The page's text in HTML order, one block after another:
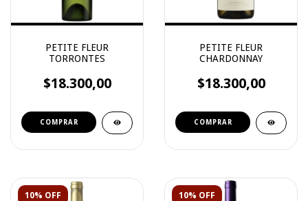
PETITE FLEUR
TORRONTES
$18.300,00
PETITE FLEUR
CHARDONNAY
$18.300,00
10% OFF 10% OFF